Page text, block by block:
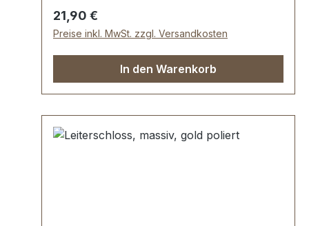
Unterlegscheibe einfach befestigt.
Lieferumfang: 1 Stück Leiterschloss,
bestehend aus Oberteil und Unterteil 1
Stück Schlüssel 2 Stück Schrauben (zur
Befestigung des Oberteils) 1 Stück
Unterlegscheibe (zur Befestigung des
Regulärer Preis:
21,90 €
Preise inkl. MwSt. zzgl. Versandkosten
In den Warenkorb